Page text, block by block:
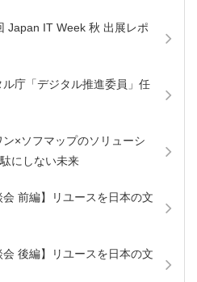
Japan IT Week 秋 出展レポ
庁「デジタル推進委員」任
×ソフマップのソリューシ
にしない未来
前編】リユースを日本の文
後編】リユースを日本の文